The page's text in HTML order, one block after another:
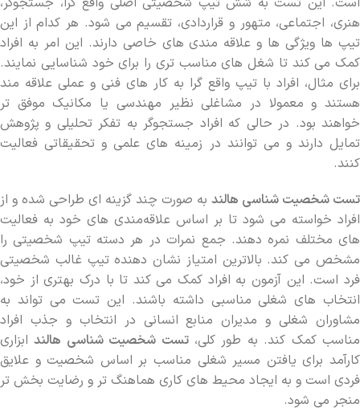
هنری، اجتماعی، متهور و قراردادی، تقسیم می شود. هر کدام از این
تیپ‌ ها ویژگی ‌ها و علاقه‌ مندی ‌های خاصی دارند. این امر به افراد
کمک می‌ کند تا شغل ‌های مناسب ‌تری را برای خود شناسایی نمایند.
برای مثال، افراد با تیپ واقع ‌گرا به کار های فنی و عملی علاقه مند
هستند و معمولا در مشاغلی نظیر مهندسی یا مکانیک موفق ‌تر
خواهند بود. در حالی که افراد جستجوگر به تفکر تحلیلی و پژوهش
تمایل دارند و می ‌توانند در زمینه ‌های علمی و تحقیقاتی فعالیت
کنند.
تست شخصیت شناسی هالند به صورت چند گزینه ‌ای طراحی شده و از
افراد خواسته می ‌شود تا بر اساس علاقه‌مندی‌ های خود به فعالیت
‌های مختلف نمره دهند. جمع نمرات در هر دسته تیپ شخصیتی را
مشخص می ‌کند. بالاترین امتیاز نشان ‌دهنده تیپ غالب شخصیتی
فرد است. این آزمون به افراد کمک می ‌کند تا با درک بهتری از خود،
انتخاب ‌های شغلی مناسبی داشته باشند. این تست می ‌تواند به
مشاوران شغلی و مدیران منابع انسانی در انتخاب و جذب افراد
مناسب کمک کند. به طور کلی،تست شخصیت شناسی هالندابزاری
کارآمد برای یافتن مسیر شغلی مناسب بر اساس شخصیت و علایق
فردی است و به ایجاد محیط ‌های کاری هماهنگ ‌تر و رضایت‌ بخش ‌تر
منجر می ‌شود.